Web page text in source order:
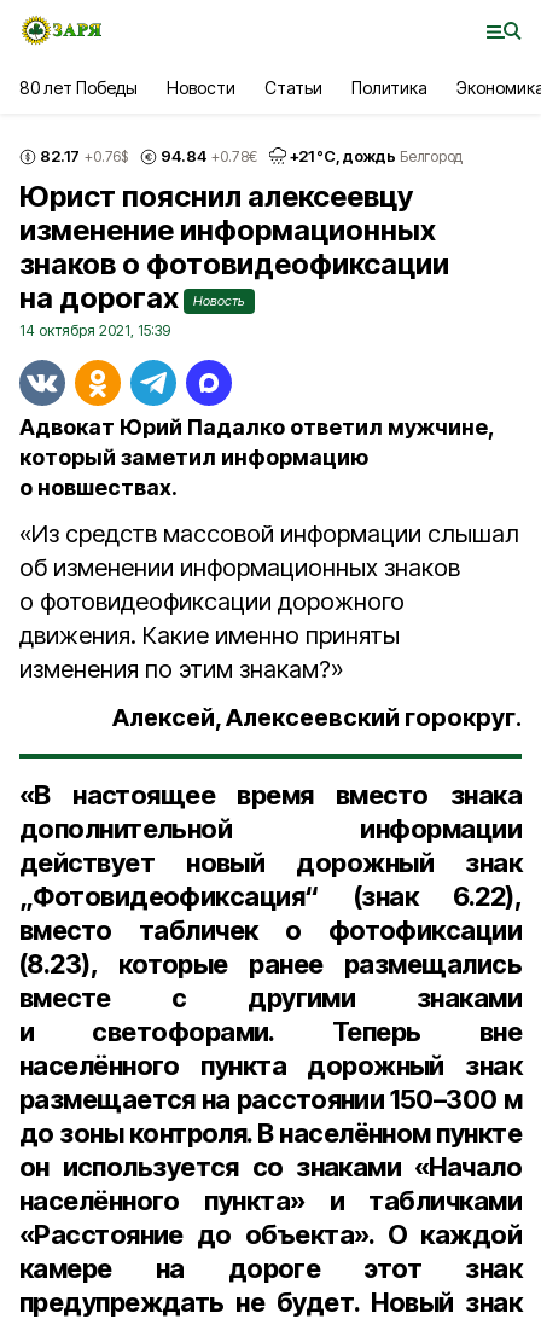
80 лет Победы Новости Статьи Политика
82.17 +0.76$ 94.84 +0.78€ +21°С, дождь Белгород
Юрист пояснил алексеевцу
изменение информационных
знаков о фотовидеофиксации
на дорогах
Новость
14 октября 2021, 15:39
Адвокат Юрий Падалко ответил мужчине,
который заметил информацию
о новшествах.
«Из средств массовой информации слышал
об изменении информационных знаков
о фотовидеофиксации дорожного
движения. Какие именно приняты
изменения по этим знакам?»
Алексей, Алексеевский горокруг.
«В настоящее время вместо знака
дополнительной информации
действует новый дорожный знак
„Фотовидеофиксация“ (знак 6.22),
вместо табличек о фотофиксации
(8.23), которые ранее размещались
вместе с другими знаками
и светофорами. Теперь вне
населённого пункта дорожный знак
размещается на расстоянии150–300 м
до зоны контроля. В населённом пункте
он используется со знаками «Начало
населённого пункта» и табличками
«Расстояние до объекта». О каждой
камере на дороге этот знак
предупреждать не будет. Новый знак